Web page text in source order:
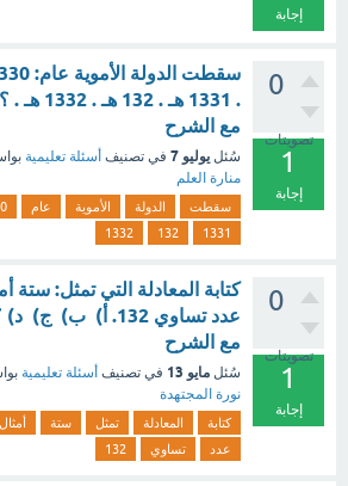
إجابة
0
تصويتات
1
إجابة
. 1331 هـ . 132 هـ .
مع الشرح
سُئل يوليو 7 في تصنيف أسئلة تعليمية
منارة العلم
سقطت الدولة الأموية عام
1331
132
1332
0
تصويتات
1
إجابة
كتابة المعادلة التي تمثل: ستة
عدد تساوي 132. أ) ب) ج)
مع الشرح
سُئل مايو 13 في تصنيف أسئلة تعليمية
نورة المجتهدة
كتابة المعادلة تمثل ستة
أمثال
عدد
تساوي 132